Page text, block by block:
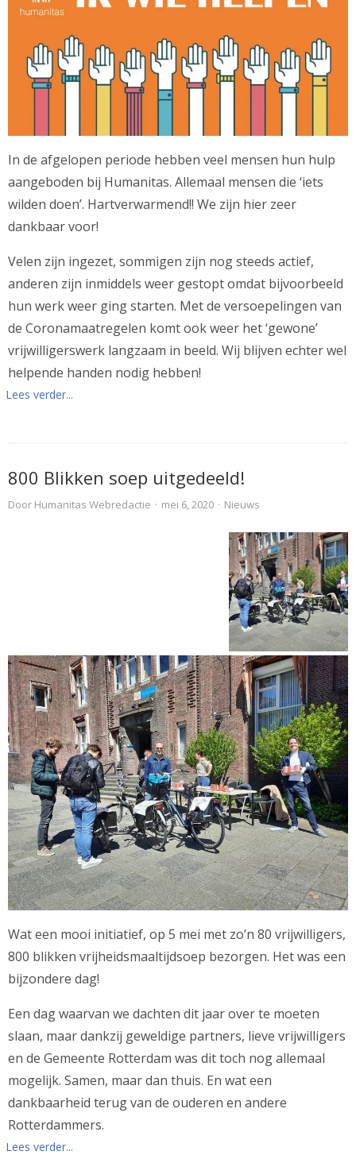
In de afgelopen periode hebben veel mensen hun hulp
aangeboden bij Humanitas. Allemaal mensen die ‘iets
wilden doen’. Hartverwarmend!! We zijn hier zeer
dankbaar voor!
Velen zijn ingezet, sommigen zijn nog steeds actief,
anderen zijn inmiddels weer gestopt omdat bijvoorbeeld
hun werk weer ging starten. Met de versoepelingen van
de Coronamaatregelen komt ook weer het ‘gewone’
vrijwilligerswerk langzaam in beeld. Wij blijven echter wel
helpende handen nodig hebben!
Lees verder...
800 Blikken soep uitgedeeld!
Door Humanitas Webredactie · mei 6, 2020 · Nieuws
Wat een mooi initiatief, op 5 mei met zo’n 80 vrijwilligers,
800 blikken vrijheidsmaaltijdsoep bezorgen. Het was een
bijzondere dag!
Een dag waarvan we dachten dit jaar over te moeten
slaan, maar dankzij geweldige partners, lieve vrijwilligers
en de Gemeente Rotterdam was dit toch nog allemaal
mogelijk. Samen, maar dan thuis. En wat een
dankbaarheid terug van de ouderen en andere
Rotterdammers.
Lees verder...